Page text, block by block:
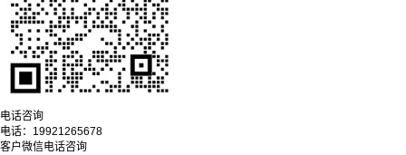
电话咨询
电话： 19921265678
客户微信电话咨询